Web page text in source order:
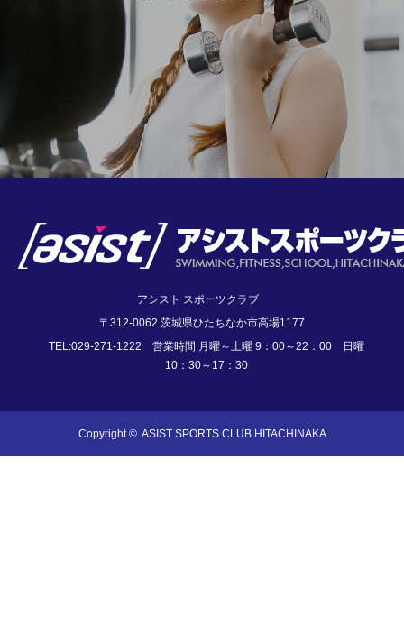
アシスト スポーツクラブ
〒312-0062 茨城県ひたちなか市高場1177
TEL:029-271-1222 営業時間 月曜～土曜 9：00～22：00 日曜
10：30～17：30
Copyright © ASIST SPORTS CLUB HITACHINAKA